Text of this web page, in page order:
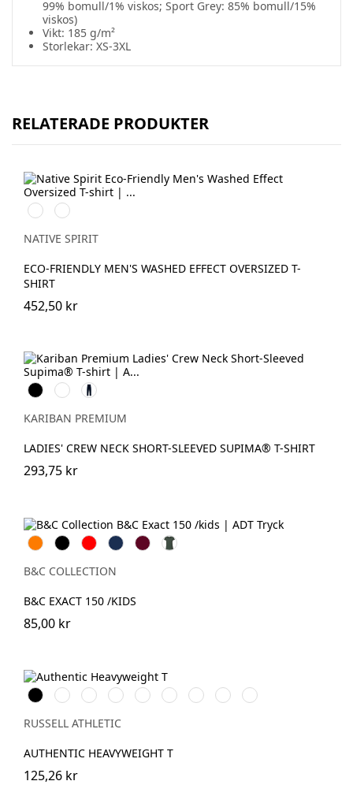
99% bomull/1% viskos; Sport Grey: 85% bomull/15%
viskos)
Vikt: 185 g/m²
Storlekar: XS-3XL
RELATERADE PRODUKTER
Washed
Black
Washed
Navy
Blue
NATIVE SPIRIT
ECO-FRIENDLY MEN'S WASHED EFFECT OVERSIZED T-
SHIRT
452,50 kr
Svart Vit
Deep
Navy
KARIBAN PREMIUM
LADIES' CREW NECK SHORT-SLEEVED SUPIMA® T-SHIRT
293,75 kr
Orange
Svart Röd Navy Burgundy
Bottle
Green
B&C COLLECTION
B&C EXACT 150 /KIDS
85,00 kr
BlackWhiteFrench
Navy
Bright
Royal
Classic
Red
Tan
Convoy
Grey
Sport
Heather
Petrol
Blue
RUSSELL ATHLETIC
AUTHENTIC HEAVYWEIGHT T
125,26 kr